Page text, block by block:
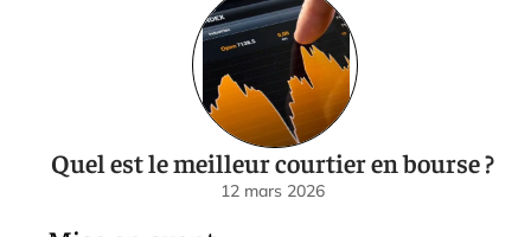
Quel est le meilleur courtier en bourse ?
12 mars 2026